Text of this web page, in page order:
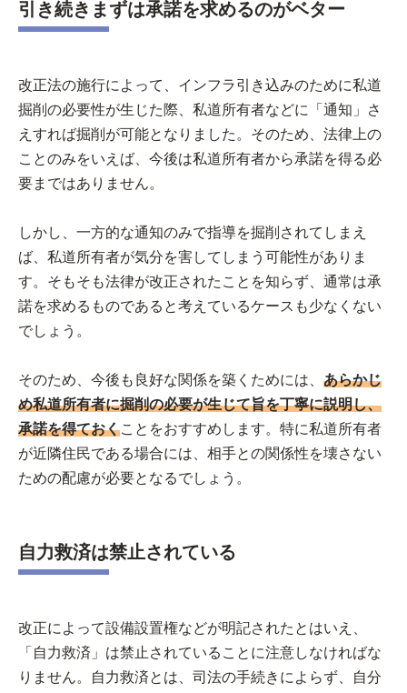
引き続きまずは承諾を求めるのがベター
改正法の施行によって、インフラ引き込みのために私道
掘削の必要性が生じた際、私道所有者などに「通知」さ
えすれば掘削が可能となりました。そのため、法律上の
ことのみをいえば、今後は私道所有者から承諾を得る必
要まではありません。
しかし、一方的な通知のみで指導を掘削されてしまえ
ば、私道所有者が気分を害してしまう可能性がありま
す。そもそも法律が改正されたことを知らず、通常は承
諾を求めるものであると考えているケースも少なくない
でしょう。
そのため、今後も良好な関係を築くためには、 あらかじ
め私道所有者に掘削の必要が生じて旨を丁寧に説明し、
承諾を得ておくことをおすすめします。特に私道所有者
が近隣住民である場合には、相手との関係性を壊さない
ための配慮が必要となるでしょう。
自力救済は禁止されている
改正によって設備設置権などが明記されたとはいえ、
「自力救済」は禁止されていることに注意しなければな
りません。自力救済とは、司法の手続きによらず、自分